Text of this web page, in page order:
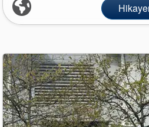
Sürdürülebilirlik